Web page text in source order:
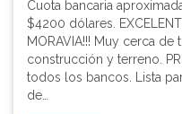
Cuota bancaria
$4200 dólares.
MORAVIA!!! Muy cerca
construcción y terreno.
todos los bancos. Lista
de…